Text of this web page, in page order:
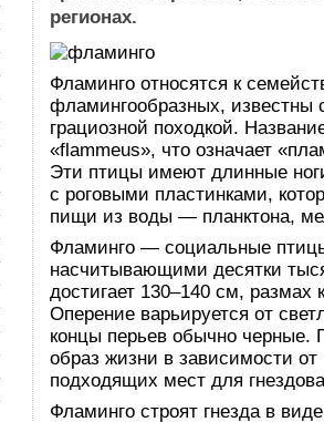
регионах.
Фламинго относятся к
фламингообразных,
грациозной походкой.
«flammeus», что означает
Эти птицы имеют длинные
с роговыми пластинками,
пищи из воды — планктона,
Фламинго — социальные
насчитывающими десятки
достигает 130–140 см,
Оперение варьируется от
концы перьев обычно
образ жизни в зависимости
подходящих мест для
Фламинго строят гнезда в